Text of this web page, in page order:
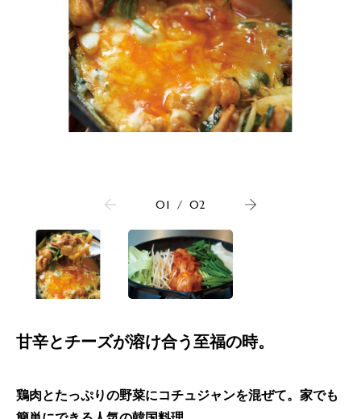
01 / 02
甘辛とチーズが溶け合う至福の時。
鶏肉とたっぷりの野菜にコチュジャンを混ぜて。家でも